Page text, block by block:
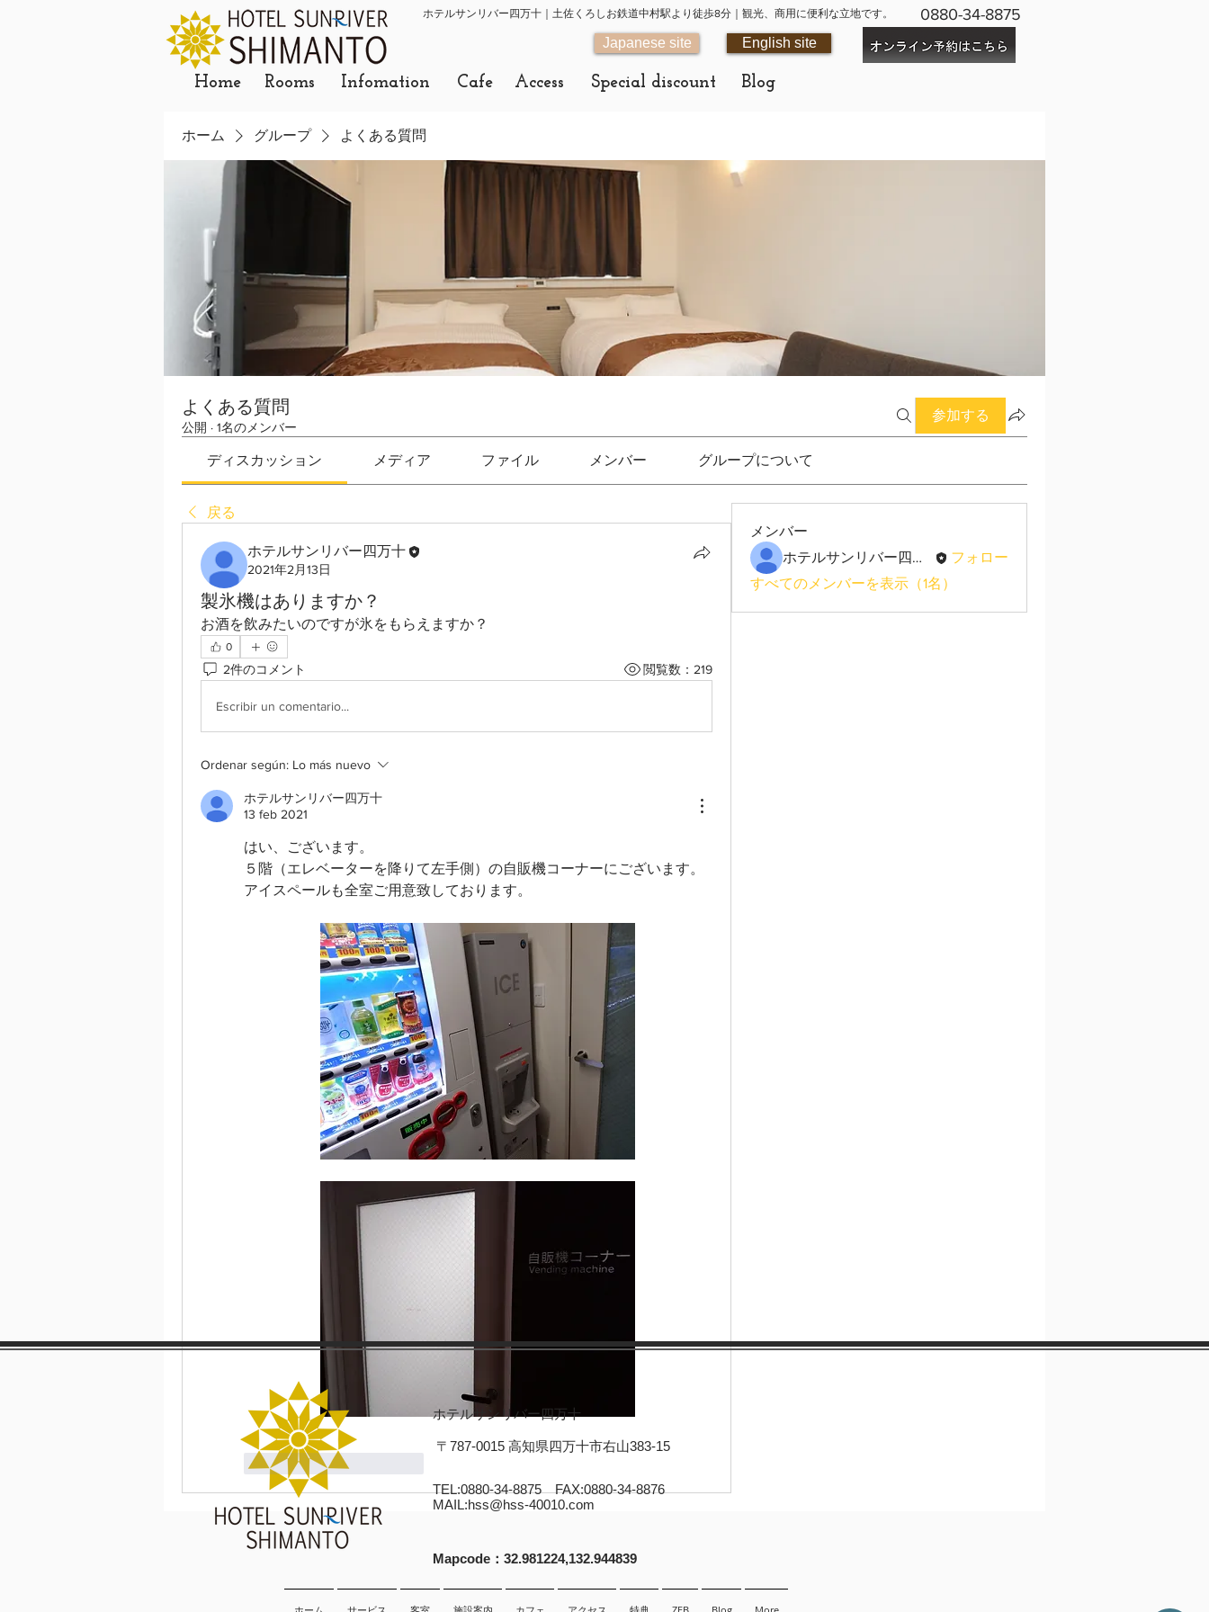
ホテルサンリバー四万十｜土佐くろしお鉄道中村駅より徒歩8分｜観光、商用に便利な立地です。 0880-34-8875
Japanese site English site
Home Rooms Infomation Cafe Access Special discount Blog
ホーム グループ よくある質問
よくある質問
公開 · 1名のメンバー
参加する
ディスカッション メディア ファイル メンバー グループについて
戻る
ホテルサンリバー四万十
2021年2月13日
製氷機はありますか？
お酒を飲みたいのですが氷をもらえますか？
0
2件のコメント 閲覧数：219
Escribir un comentario...
Ordenar según: Lo más nuevo
ホテルサンリバー四万十
13 feb 2021
はい、ございます。
５階（エレベーターを降りて左手側）の自販機コーナーにございます。
アイスペールも全室ご用意致しております。
Me gusta
メンバー
ホテルサンリバー四万十
フォロー
すべてのメンバーを表示（1名）
ホテルサンリバー四万十
〒787-0015 高知県四万十市右山383-15
TEL:0880-34-8875 FAX:0880-34-8876
MAIL:hss@hss-40010.com
​Mapcode：32.981224,132.944839